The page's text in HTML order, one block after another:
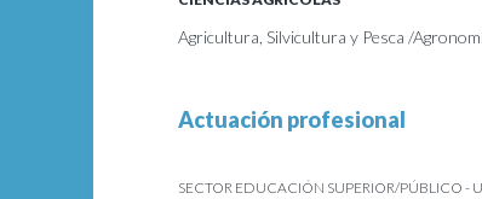
Agricultura, Silvicultura y Pesca /
Actuación profesional
SECTOR EDUCACIÓN SUPERIOR/PÚBLICO -